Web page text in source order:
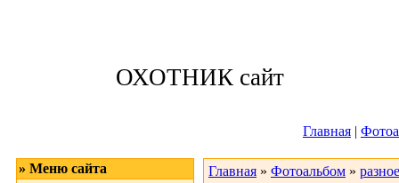
ОХОТНИК сайт
Главная |
» Меню сайта
Главная » Фотоальбом » разное